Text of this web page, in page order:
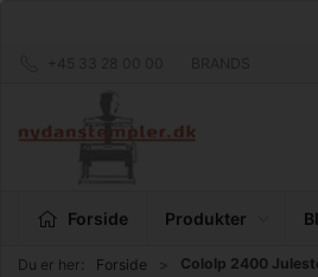
Forside Produkter
Du er her: Forside Cololp 2400